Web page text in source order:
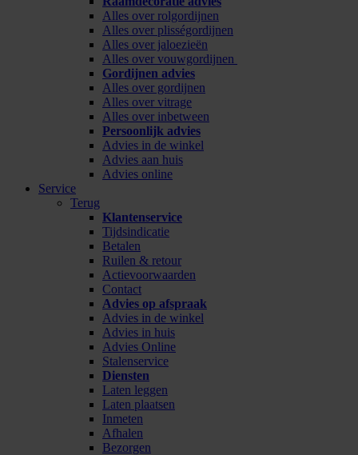
Alles over rolgordijnen
Alles over plisségordijnen
Alles over jaloezieën
Alles over vouwgordijnen
Gordijnen advies
Alles over gordijnen
Alles over vitrage
Alles over inbetween
Persoonlijk advies
Advies in de winkel
Advies aan huis
Advies online
Service
Terug
Klantenservice
Tijdsindicatie
Betalen
Ruilen & retour
Actievoorwaarden
Contact
Advies op afspraak
Advies in de winkel
Advies in huis
Advies Online
Stalenservice
Diensten
Laten leggen
Laten plaatsen
Inmeten
Afhalen
Bezorgen